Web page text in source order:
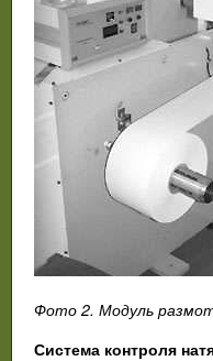
Фото 2. Модуль
Система контроля